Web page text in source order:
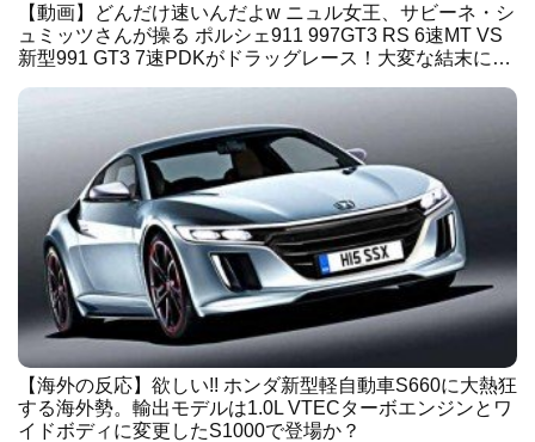
【動画】どんだけ速いんだよw ニュル女王、サビーネ・シ
ュミッツさんが操る ポルシェ911 997GT3 RS 6速MT VS
新型991 GT3 7速PDKがドラッグレース！大変な結末に…
【海外の反応】欲しい!! ホンダ新型軽自動車S660に大熱狂
する海外勢。輸出モデルは1.0L VTECターボエンジンとワ
イドボディに変更したS1000で登場か？